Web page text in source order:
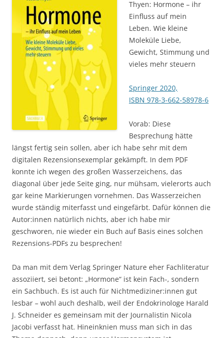
Thyen: Hormone – ihr
Einfluss auf mein
Leben. Wie kleine
Moleküle Liebe,
Gewicht, Stimmung und
vieles mehr steuern
Springer 2020,
ISBN 978-3-662-58978-6
Vorab: Diese
Besprechung hätte
längst fertig sein sollen, aber ich habe sehr mit dem
digitalen Rezensionsexemplar gekämpft. In dem PDF
konnte ich wegen des großen Wasserzeichens, das
diagonal über jede Seite ging, nur mühsam, vielerorts auch
gar keine Markierungen vornehmen. Das Wasserzeichen
wurde ständig miterfasst und eingefärbt. Dafür können die
Autor:innen natürlich nichts, aber ich habe mir
geschworen, nie wieder ein Buch auf Basis eines solchen
Rezensions-PDFs zu besprechen!
Da man mit dem Verlag Springer Nature eher Fachliteratur
assoziiert, sei betont: „Hormone“ ist kein Fach-, sondern
ein Sachbuch. Es ist auch für Nichtmediziner:innen gut
lesbar – wohl auch deshalb, weil der Endokrinologe Harald
J. Schneider es gemeinsam mit der Journalistin Nicola
Jacobi verfasst hat. Hineinknien muss man sich in das